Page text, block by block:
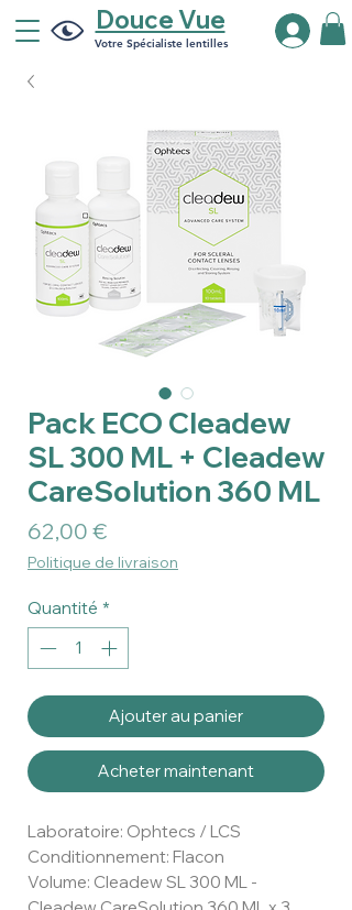
Douce Vue
Votre Spécialiste lentilles
Pack ECO Cleadew
SL 300 ML + Cleadew
CareSolution 360 ML
62,00 €Prix
Politique de livraison
Quantité *
Ajouter au panier
Acheter maintenant
Laboratoire: Ophtecs / LCS
Conditionnement: Flacon
Volume: Cleadew SL 300 ML -